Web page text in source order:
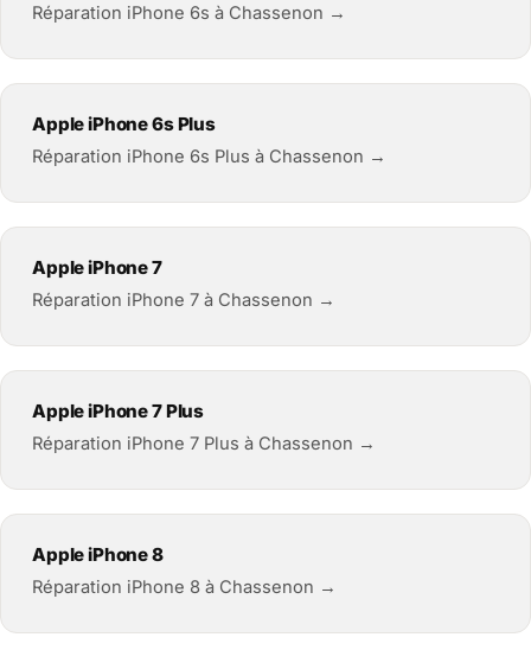
Réparation iPhone 6s à Chassenon →
Apple iPhone 6s Plus
Réparation iPhone 6s Plus à Chassenon →
Apple iPhone 7
Réparation iPhone 7 à Chassenon →
Apple iPhone 7 Plus
Réparation iPhone 7 Plus à Chassenon →
Apple iPhone 8
Réparation iPhone 8 à Chassenon →